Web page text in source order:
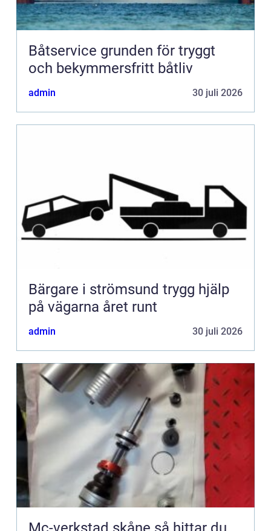
Båtservice grunden för tryggt
och bekymmersfritt båtliv
admin 30 juli 2026
Bärgare i strömsund trygg hjälp
på vägarna året runt
admin 30 juli 2026